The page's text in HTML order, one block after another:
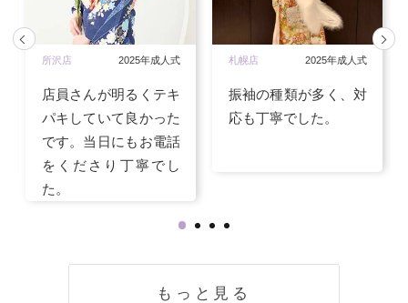
所沢店 2025年成人式
店員さんが明るくテキ
パキしていて良かった
です。当日にもお電話
をくださり丁寧でし
た。
札幌店 2025年成人式
振袖の種類が多く、対
応も丁寧でした。
もっと見る